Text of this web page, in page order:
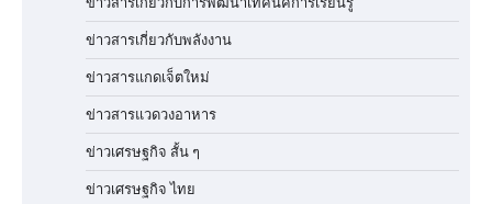
ข่าวสารเกี่ยวกับพลังงาน
ข่าวสารแกดเจ็ตใหม่
ข่าวสารแวดวงอาหาร
ข่าวเศรษฐกิจ สั้น ๆ
ข่าวเศรษฐกิจ ไทย